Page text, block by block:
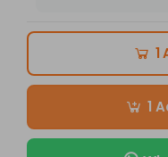
1
1